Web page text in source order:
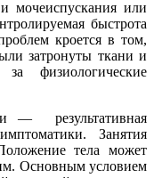
мочеиспускания или
быстрота
кроется в том,
затронуты ткани и
физиологические
— результативная
Занятия
тела может
Основным условием